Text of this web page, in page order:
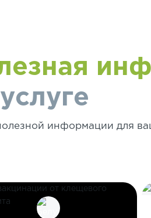
информации для